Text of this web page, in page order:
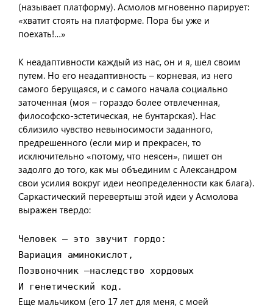
(называет платформу). Асмолов мгновенно парирует:
«хватит стоять на платформе. Пора бы уже и
поехать!…»
К неадаптивности каждый из нас, он и я, шел своим
путем. Но его неадаптивность – корневая, из него
самого берущаяся, и с самого начала социально
заточенная (моя – гораздо более отвлеченная,
философско-эстетическая, не бунтарская). Нас
сблизило чувство невыносимости заданного,
предрешенного (если мир и прекрасен, то
исключительно «потому, что неясен», пишет он
задолго до того, как мы объединим с Александром
свои усилия вокруг идеи неопределенности как блага).
Саркастический перевертыш этой идеи у Асмолова
выражен твердо:
Человек – это звучит гордо:
Вариация аминокислот,
Позвоночник –наследство хордовых
И генетический код.
Еще мальчиком (его 17 лет для меня, с моей